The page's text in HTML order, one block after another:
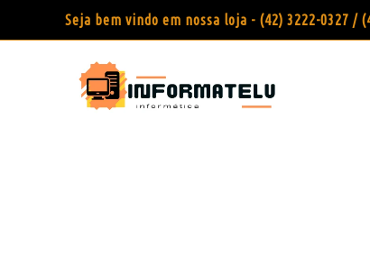
Seja bem vindo em nossa loja - (42) 3222-0327